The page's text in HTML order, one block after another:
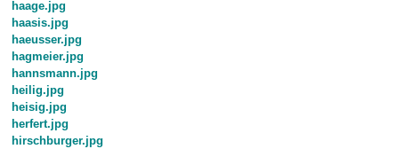
haage.jpg
haasis.jpg
haeusser.jpg
hagmeier.jpg
hannsmann.jpg
heilig.jpg
heisig.jpg
herfert.jpg
hirschburger.jpg